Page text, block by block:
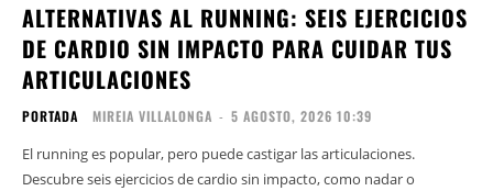
ALTERNATIVAS AL RUNNING: SEIS EJERCICIOS
DE CARDIO SIN IMPACTO PARA CUIDAR TUS
ARTICULACIONES
PORTADA MIREIA VILLALONGA - 5 AGOSTO, 2026 10:39
El running es popular, pero puede castigar las articulaciones.
Descubre seis ejercicios de cardio sin impacto, como nadar o